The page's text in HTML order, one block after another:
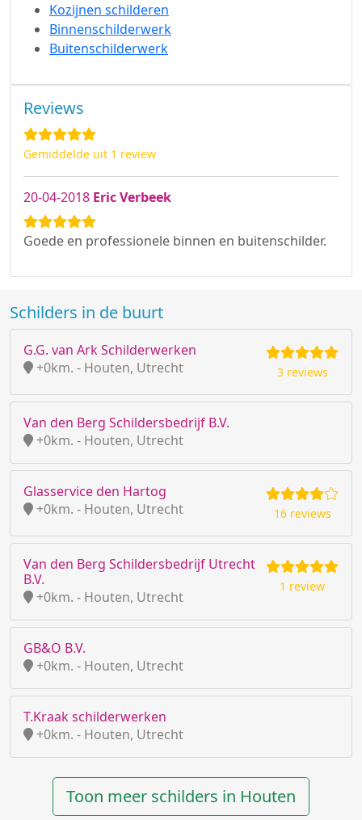
Kozijnen schilderen
Binnenschilderwerk
Buitenschilderwerk
Reviews
Gemiddelde uit 1 review
20-04-2018 Eric Verbeek
Goede en professionele binnen en buitenschilder.
Schilders in de buurt
G.G. van Ark Schilderwerken
+0km. - Houten, Utrecht
3 reviews
Van den Berg Schildersbedrijf B.V.
+0km. - Houten, Utrecht
Glasservice den Hartog
+0km. - Houten, Utrecht
16 reviews
Van den Berg Schildersbedrijf Utrecht
B.V.
+0km. - Houten, Utrecht
1 review
GB&O B.V.
+0km. - Houten, Utrecht
T.Kraak schilderwerken
+0km. - Houten, Utrecht
Toon meer schilders in Houten